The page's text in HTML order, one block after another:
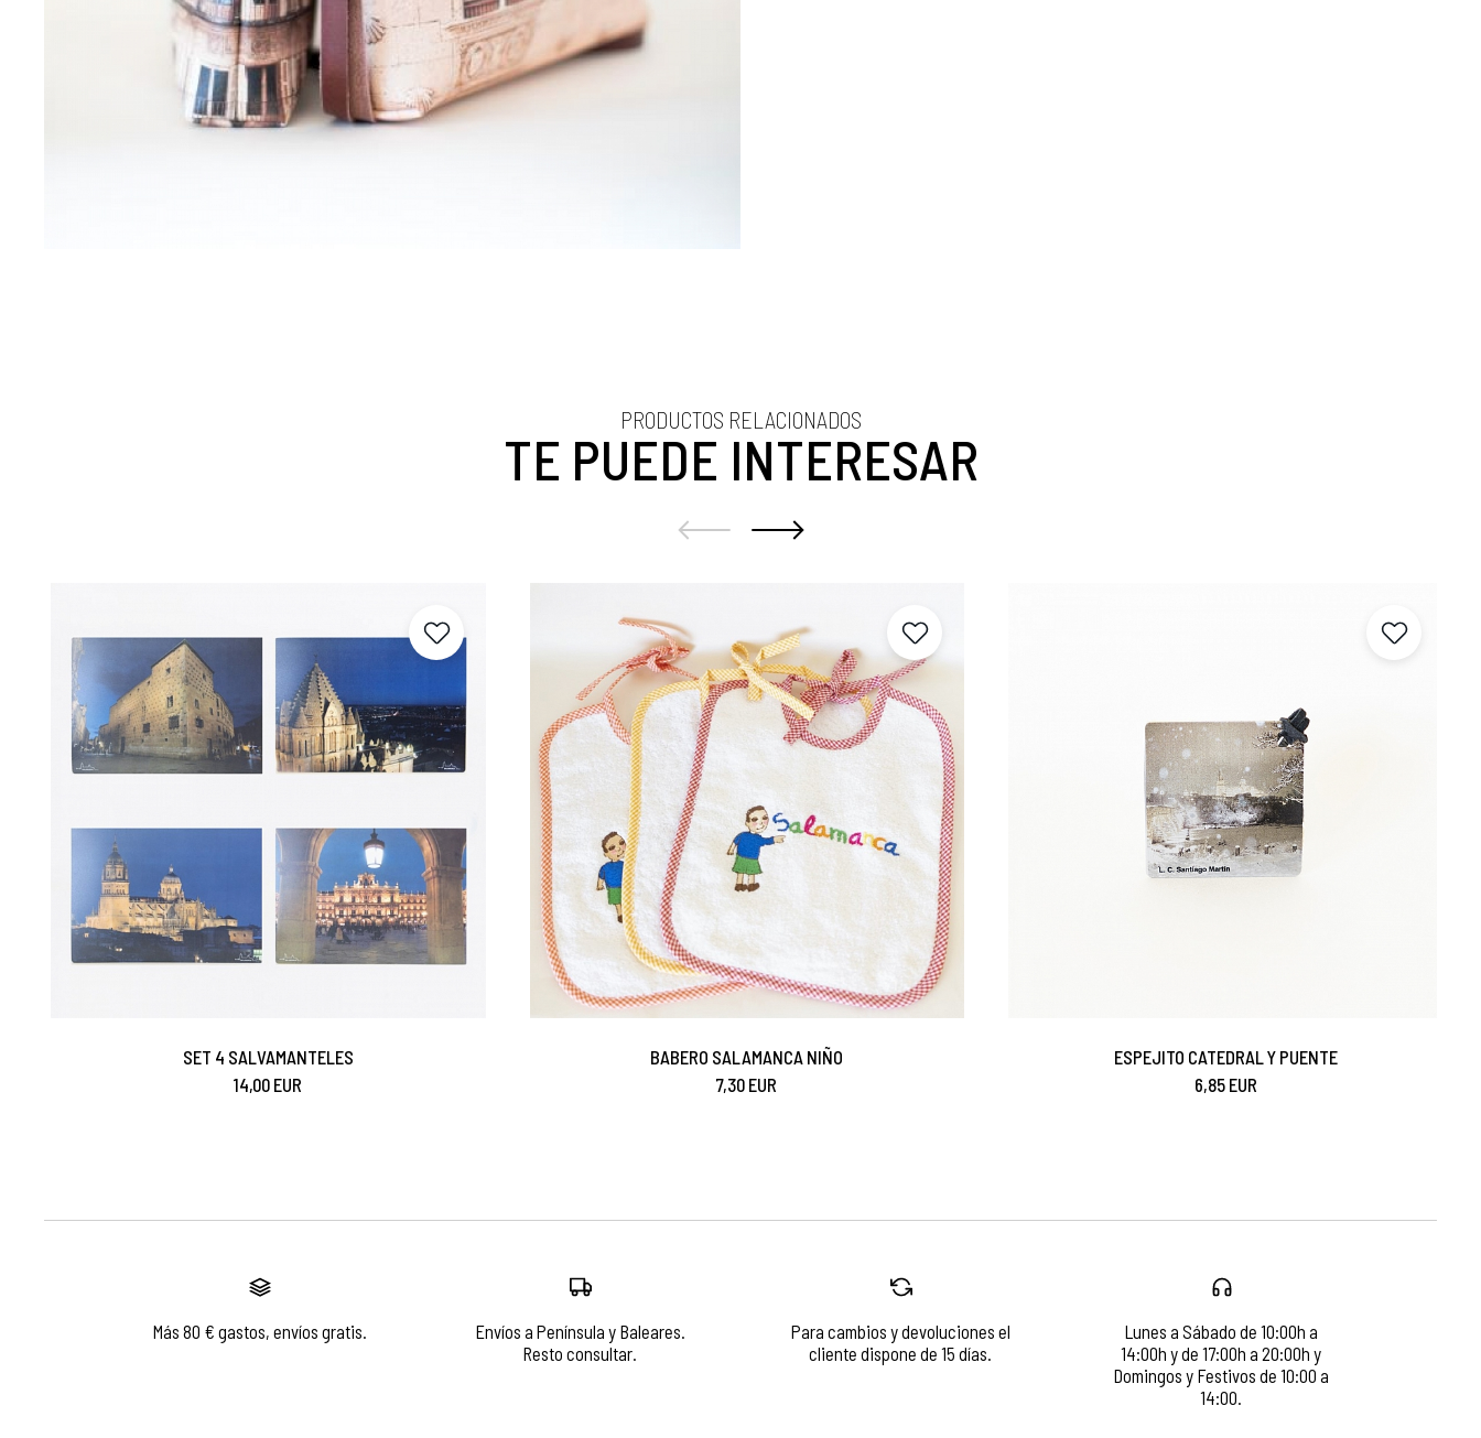
PRODUCTOS RELACIONADOS
TE PUEDE INTERESAR
SET 4 SALVAMANTELES
14,00 EUR
BABERO SALAMANCA NIÑO
7,30 EUR
ESPEJITO CATEDRAL Y PUENTE
6,85 EUR
Más 80 € gastos, envíos gratis.
Envíos a Península y Baleares.
Resto consultar.
Para cambios y devoluciones el
cliente dispone de 15 días.
Lunes a Sábado de 10:00h a
14:00h y de 17:00h a 20:00h y
Domingos y Festivos de 10:00 a
14:00.